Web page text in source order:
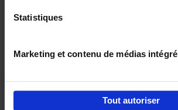
Statistiques
Marketing et contenu de médias intégré
Tout autoriser